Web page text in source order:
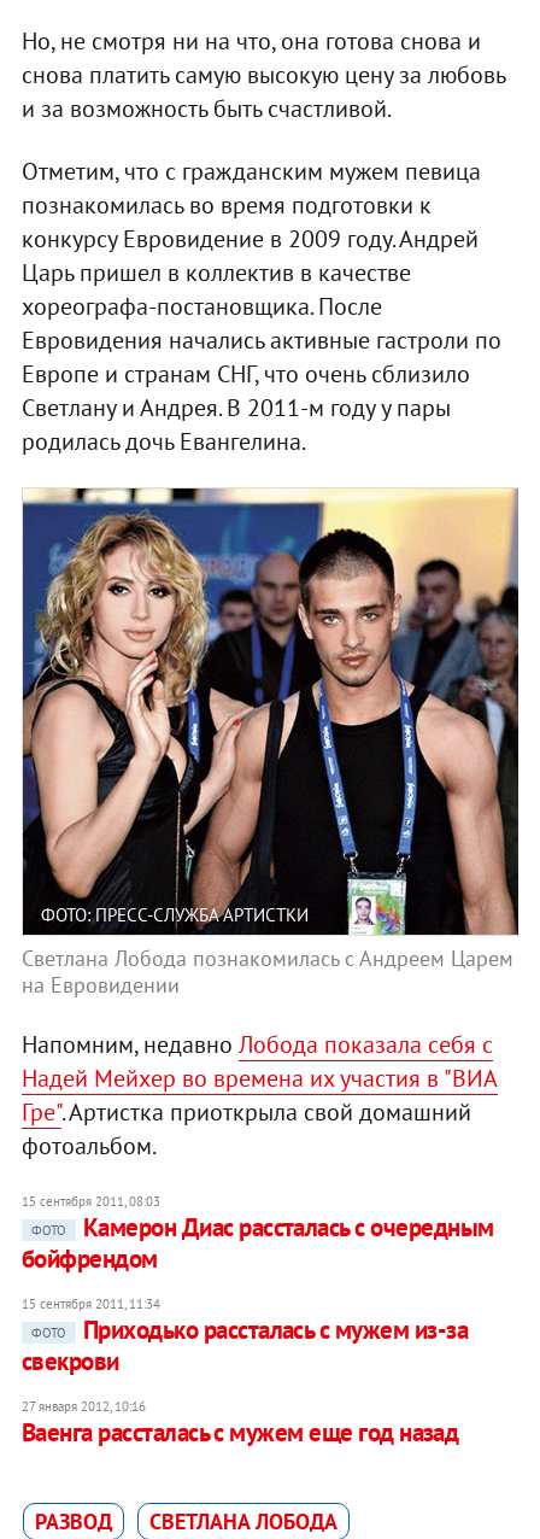
Но, не смотря ни на что, она готова снова и
снова платить самую высокую цену за любовь
и за возможность быть счастливой.
Отметим, что с гражданским мужем певица
познакомилась во время подготовки к
конкурсу Евровидение в 2009 году. Андрей
Царь пришел в коллектив в качестве
хореографа-постановщика. После
Евровидения начались активные гастроли по
Европе и странам СНГ, что очень сблизило
Светлану и Андрея. В 2011-м году у пары
родилась дочь Евангелина.
ФОТО: ПРЕСС-СЛУЖБА АРТИСТКИ
Светлана Лобода познакомилась с Андреем Царем
на Евровидении
Напомним, недавно Лобода показала себя с
Надей Мейхер во времена их участия в "ВИА
Гре". Артистка приоткрыла свой домашний
фотоальбом.
15 сентября 2011, 08:03
ФОТО
Камерон Диас рассталась с очередным
бойфрендом
15 сентября 2011, 11:34
ФОТО
Приходько рассталась с мужем из-за
свекрови
27 января 2012, 10:16
Ваенга рассталась с мужем еще год назад
РАЗВОД СВЕТЛАНА ЛОБОДА